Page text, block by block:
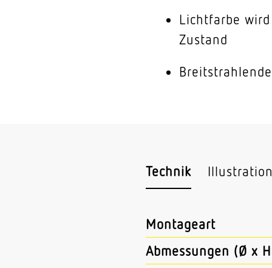
Lichtfarbe
Zustand
Technik
Montageart
Abmessungen (Ø x